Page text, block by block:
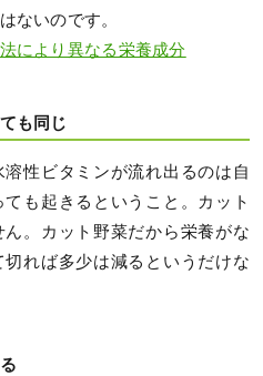
ないのです。
により異なる栄養成分
も同じ
性ビタミンが流れ出るのは自
も起きるということ。カット
。カット野菜だから栄養がな
れば多少は減るというだけな